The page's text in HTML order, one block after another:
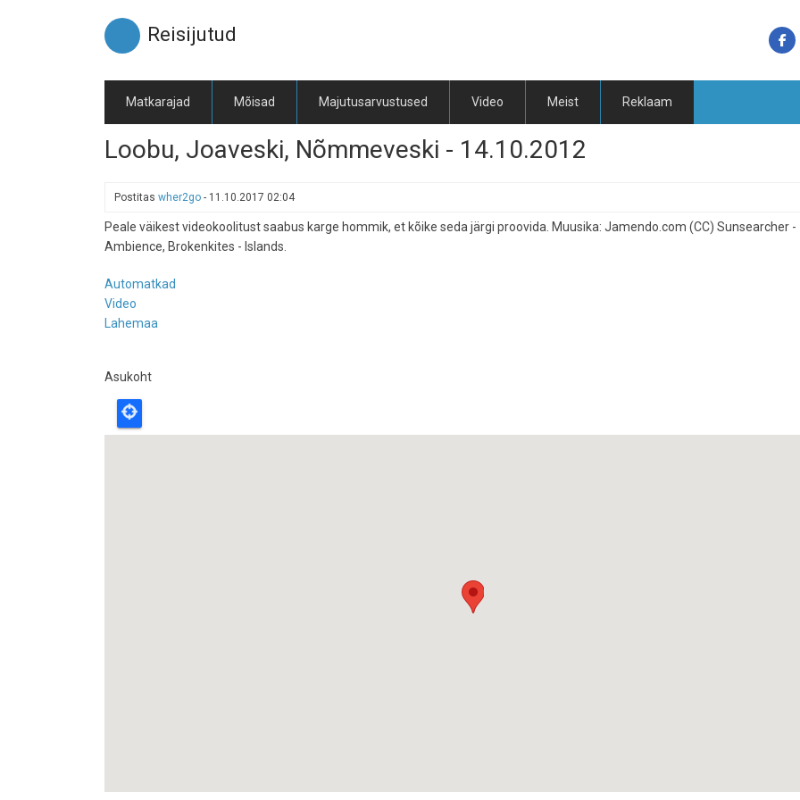
Reisijutud
Matkarajad Mõisad Majutusarvustused Video Meist Reklaam
Loobu, Joaveski, Nõmmeveski - 14.10.2012
Postitas wher2go - 11.10.2017 02:04
Peale väikest videokoolitust saabus karge hommik, et kõike seda järgi proovida. Muusika: Jamendo.com (CC) Sunsearcher -
Ambience, Brokenkites - Islands.
Automatkad
Video
Lahemaa
Asukoht